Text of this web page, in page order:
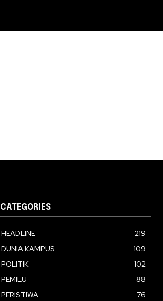
CATEGORIES
HEADLINE
219
DUNIA KAMPUS
109
POLITIK
102
PEMILU
88
PERISTIWA
76